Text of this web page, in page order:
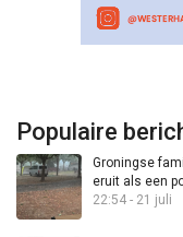
Populaire
Groningse
eruit als een
22:54 - 21 juli